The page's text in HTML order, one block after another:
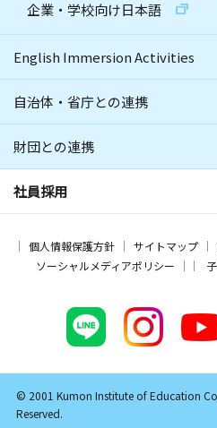
企業・学校向け日本語
English Immersion Activities
自治体・省庁との連携
財団との連携
社員採用
個人情報保護方針 サイトマップ
ソーシャルメディアポリシー
© 2001 Kumon Institute of Education
Reserved.